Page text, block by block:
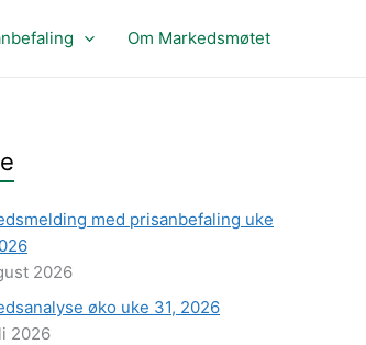
Om Markedsmøtet
med prisanbefaling uke
2026
øko uke 31, 2026
2026